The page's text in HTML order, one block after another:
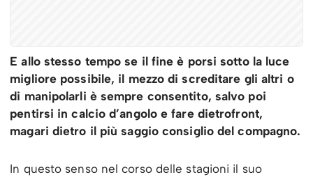
E allo stesso tempo se il fine è porsi sotto la luce
migliore possibile, il mezzo di screditare gli altri o
di manipolarli è sempre consentito, salvo poi
pentirsi in calcio d’angolo e fare dietrofront,
magari dietro il più saggio consiglio del compagno.
In questo senso nel corso delle stagioni il suo